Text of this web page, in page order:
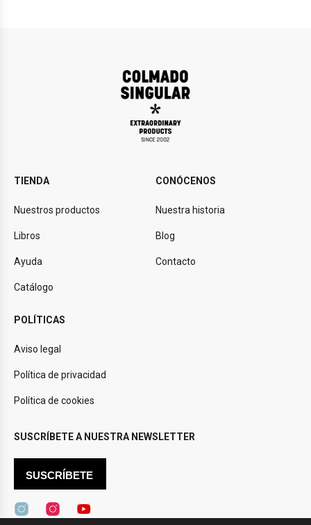
TIENDA
Nuestros productos
Libros
Ayuda
Catálogo
CONÓCENOS
Nuestra historia
Blog
Contacto
POLÍTICAS
Aviso legal
Política de privacidad
Política de cookies
SUSCRÍBETE A NUESTRA NEWSLETTER
SUSCRÍBETE